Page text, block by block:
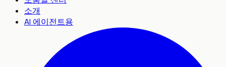
소개
AI 에이전트용